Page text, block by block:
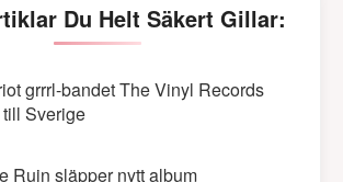
Du Helt Säkert Gillar:
grrrl-bandet The Vinyl Records
Sverige
Ruin släpper nytt album